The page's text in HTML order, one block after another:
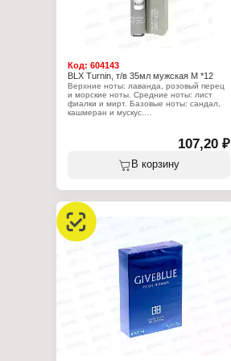
Код: 604143
BLX Turnin, т/в 35мл мужская М *12
Верхние ноты: лаванда, розовый перец
и морские ноты. Средние ноты: лист
фиалки и мирт. Базовые ноты: сандал,
кашмеран и мускус.
Название: "Turnin"
Объем: 35 мл
107,20 ₽
В корзину